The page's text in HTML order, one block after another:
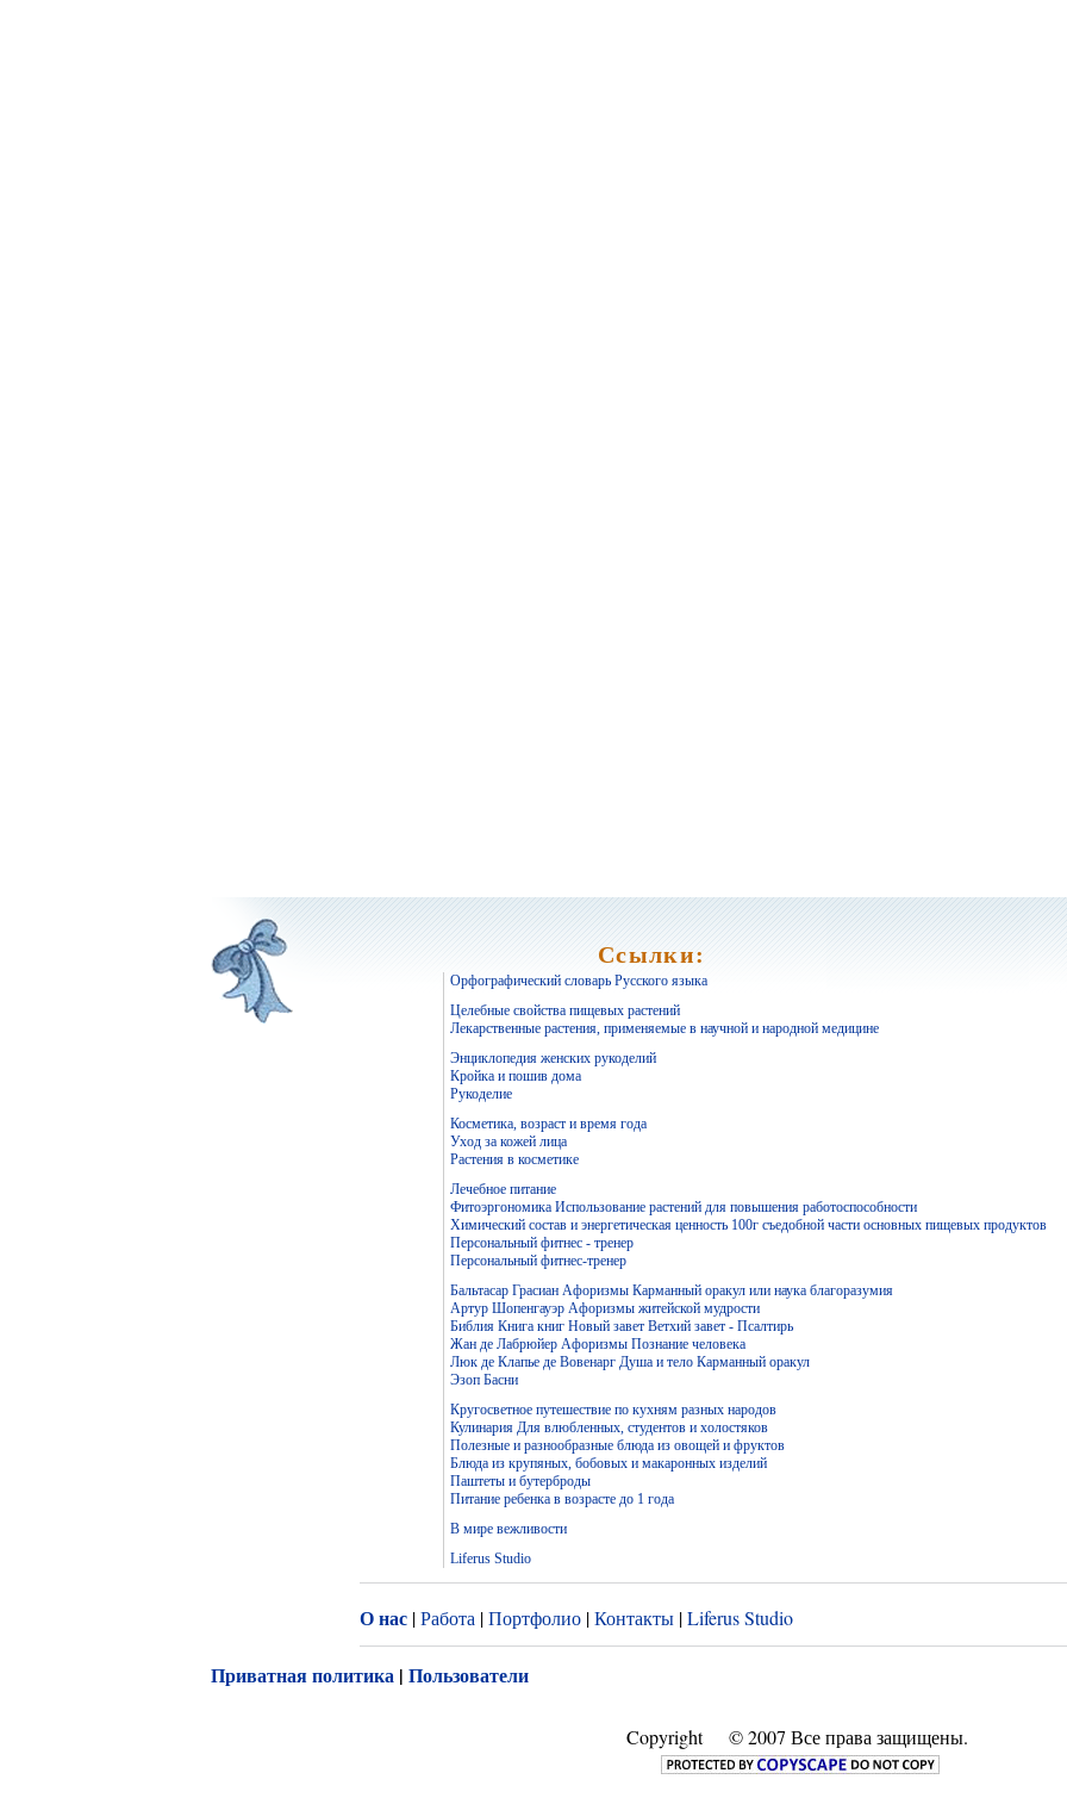
Ссылки:
Орфографический словарь Русского языка
Целебные свойства пищевых растений
Лекарственные растения, применяемые в научной и народной медицине
Энциклопедия женских рукоделий
Кройка и пошив дома
Рукоделие
Косметика, возраст и время года
Уход за кожей лица
Растения в косметике
Лечебное питание
Фитоэргономика Использование растений для повышения работоспособности
Химический состав и энергетическая ценность 100г съедобной части основных пищевых продуктов
Персональный фитнес - тренер
Персональный фитнес-тренер
Бальтасар Грасиан Афоризмы Карманный оракул или наука благоразумия
Артур Шопенгауэр Афоризмы житейской мудрости
Библия Книга книг Новый завет Ветхий завет - Псалтирь
Жан де Лабрюйер Афоризмы Познание человека
Люк де Клапье де Вовенарг Душа и тело Карманный оракул
Эзоп Басни
Кругосветное путешествие по кухням разных народов
Кулинария Для влюбленных, студентов и холостяков
Полезные и разнообразные блюда из овощей и фруктов
Блюда из крупяных, бобовых и макаронных изделий
Паштеты и бутерброды
Питание ребенка в возрасте до 1 года
В мире вежливости
Liferus Studio
О нас |Работа |Портфолио |Контакты |Liferus Studio
Приватная политика | Пользователи
Copyright © 2007 Все права защищены.